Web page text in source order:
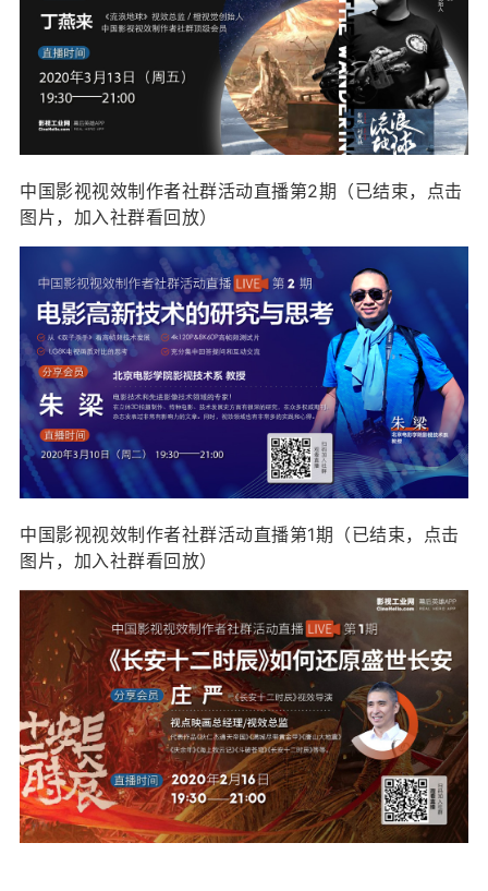
中国影视视效制作者社群活动直播第2期（已结束，点击
图片，加入社群看回放）
中国影视视效制作者社群活动直播第1期（已结束，点击
图片，加入社群看回放）